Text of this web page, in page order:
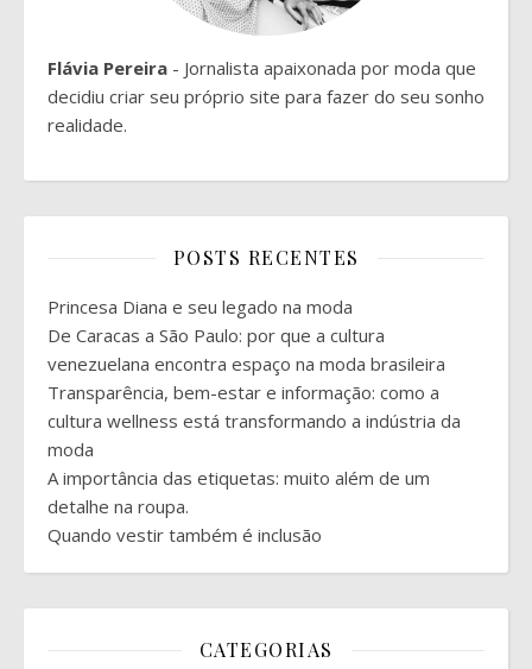
Flávia Pereira - Jornalista apaixonada por moda que
decidiu criar seu próprio site para fazer do seu sonho
realidade.
POSTS RECENTES
Princesa Diana e seu legado na moda
De Caracas a São Paulo: por que a cultura
venezuelana encontra espaço na moda brasileira
Transparência, bem-estar e informação: como a
cultura wellness está transformando a indústria da
moda
A importância das etiquetas: muito além de um
detalhe na roupa.
Quando vestir também é inclusão
CATEGORIAS